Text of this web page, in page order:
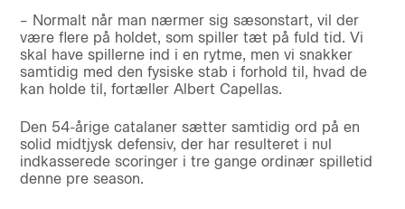
– Normalt når man nærmer sig sæsonstart, vil der
være flere på holdet, som spiller tæt på fuld tid. Vi
skal have spillerne ind i en rytme, men vi snakker
samtidig med den fysiske stab i forhold til, hvad de
kan holde til, fortæller Albert Capellas.
Den 54-årige catalaner sætter samtidig ord på en
solid midtjysk defensiv, der har resulteret i nul
indkasserede scoringer i tre gange ordinær spilletid
denne pre season.